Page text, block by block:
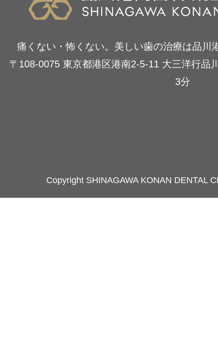
痛くない・怖くない。美しい歯の治療は品川
〒108-0075 東京都港区港南2-5-11 大三洋行品
3分
Copyright SHINAGAWA KONAN DENTAL